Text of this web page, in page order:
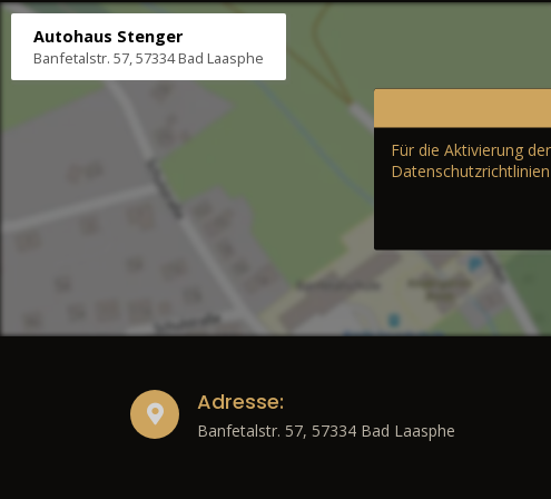
Autohaus Stenger
Banfetalstr. 57, 57334 Bad Laasphe
Für die Aktivierung
Adresse:
Banfetalstr. 57, 57334 Bad Laasphe